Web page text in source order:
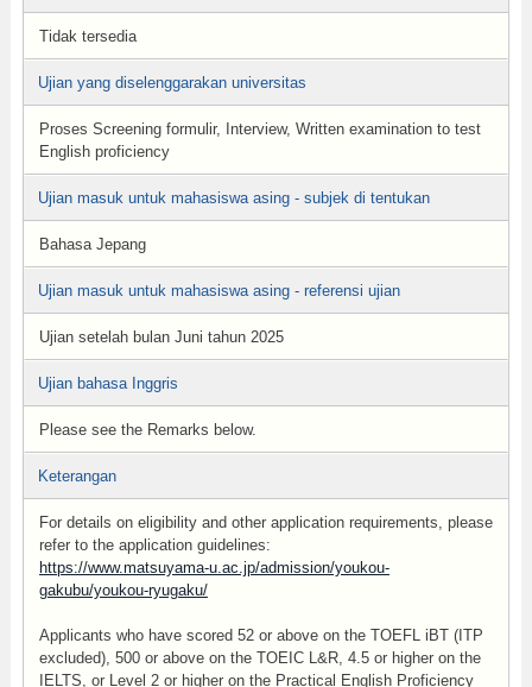
Tidak tersedia
Ujian yang diselenggarakan universitas
Proses Screening formulir, Interview, Written examination to test
English proficiency
Ujian masuk untuk mahasiswa asing - subjek di tentukan
Bahasa Jepang
Ujian masuk untuk mahasiswa asing - referensi ujian
Ujian setelah bulan Juni tahun 2025
Ujian bahasa Inggris
Please see the Remarks below.
Keterangan
For details on eligibility and other application requirements, please
refer to the application guidelines:
https://www.matsuyama-u.ac.jp/admission/youkou-
gakubu/youkou-ryugaku/
Applicants who have scored 52 or above on the TOEFL iBT (ITP
excluded), 500 or above on the TOEIC L&R, 4.5 or higher on the
IELTS, or Level 2 or higher on the Practical English Proficiency